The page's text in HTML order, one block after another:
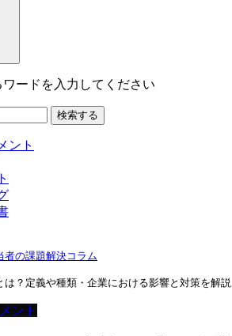
ードを入力してください
ント
者の課題解決コラム
は？定義や種類・企業における影響と対策を解説
ント